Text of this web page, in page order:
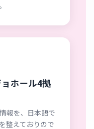
ホール4拠
報を、日本語で
整えておりので